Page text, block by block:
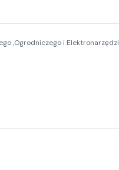
,Ogrodniczego i Elektronarzędzi